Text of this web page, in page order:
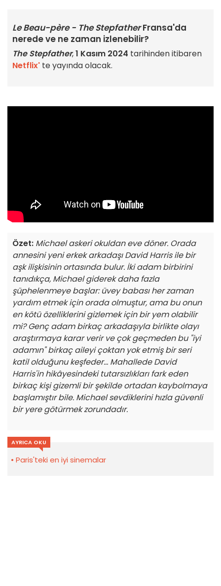
Le Beau-père - The StepfatherFransa'da
nerede ve ne zaman izlenebilir?
The Stepfather,1 Kasım 2024 tarihinden itibaren
Netflix' te yayında olacak.
Özet: Michael askeri okuldan eve döner. Orada
annesini yeni erkek arkadaşı David Harris ile bir
aşk ilişkisinin ortasında bulur. İki adam birbirini
tanıdıkça, Michael giderek daha fazla
şüphelenmeye başlar: üvey babası her zaman
yardım etmek için orada olmuştur, ama bu onun
en kötü özelliklerini gizlemek için bir yem olabilir
mi? Genç adam birkaç arkadaşıyla birlikte olayı
araştırmaya karar verir ve çok geçmeden bu "iyi
adamın" birkaç aileyi çoktan yok etmiş bir seri
katil olduğunu keşfeder... Mahallede David
Harris'in hikâyesindeki tutarsızlıkları fark eden
birkaç kişi gizemli bir şekilde ortadan kaybolmaya
başlamıştır bile. Michael sevdiklerini hızla güvenli
bir yere götürmek zorundadır.
AYRICA OKU
Paris'teki en iyi sinemalar